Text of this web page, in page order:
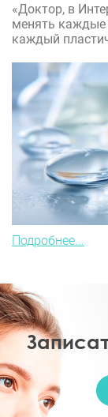
«Доктор, в
менять каждые
каждый
Подробнее...